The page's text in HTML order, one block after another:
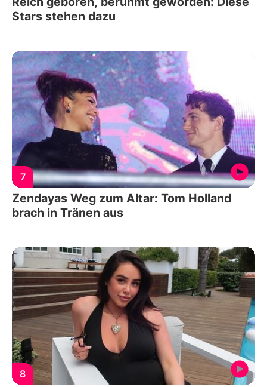
Stars stehen dazu
7
Zendayas Weg zum Altar: Tom Holland
brach in Tränen aus
8